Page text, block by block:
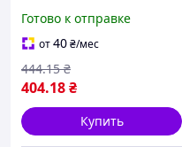
Готово к отправке
от40₴/мес
404.18₴
444.15 ₴
Купить